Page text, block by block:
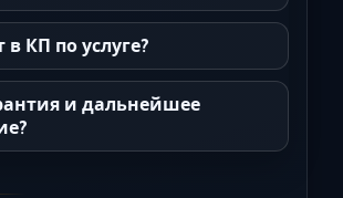
КП по услуге?
и дальнейшее